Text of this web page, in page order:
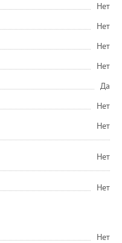
Нет
Нет
Нет
Нет
Да
Нет
Нет
Нет
Нет
Нет